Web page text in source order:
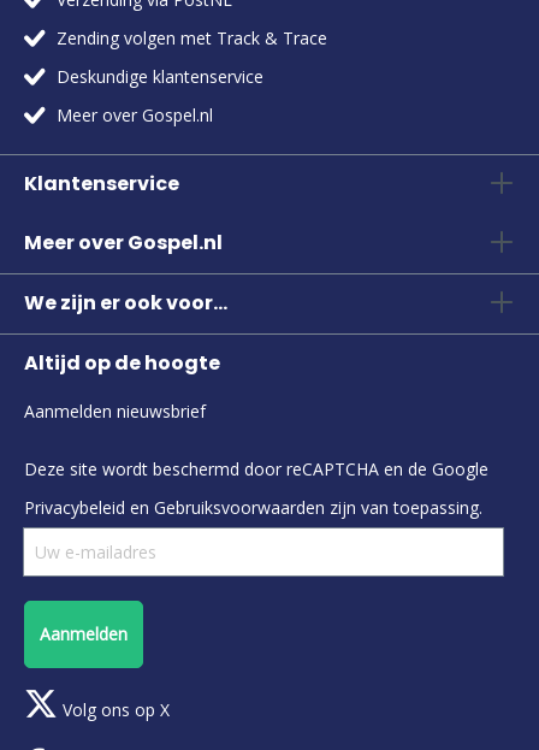
Zending volgen met Track & Trace
Deskundige klantenservice
Meer over Gospel.nl
Klantenservice
Meer over Gospel.nl
We zijn er ook voor...
Altijd op de hoogte
Aanmelden nieuwsbrief
Deze site wordt beschermd door reCAPTCHA en de Google
Privacybeleid en Gebruiksvoorwaarden zijn van toepassing.
Aanmelden
Volg ons op X